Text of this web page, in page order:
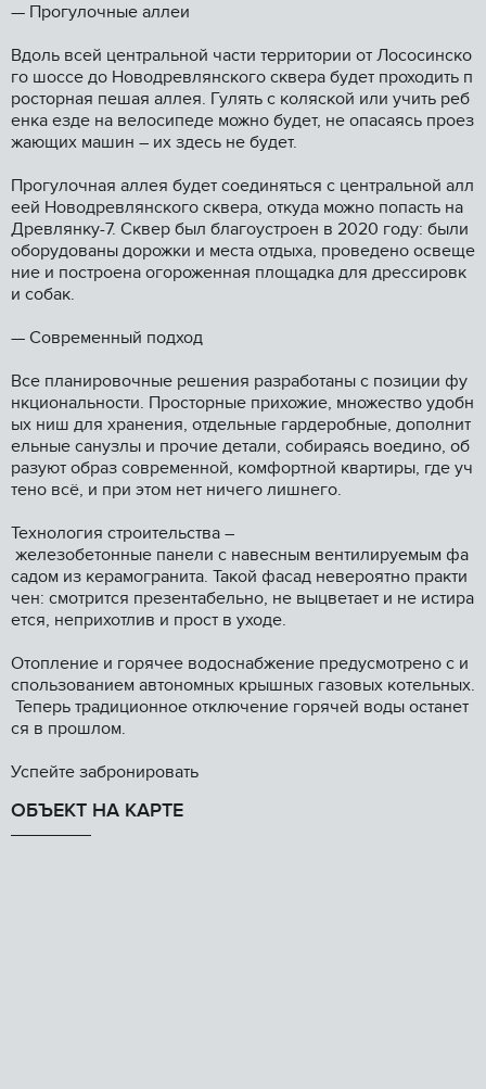
— Прогулочные аллеи
Вдоль всей центральной части территории от Лососинско
го шоссе до Новодревлянского сквера будет проходить п
росторная пешая аллея. Гулять с коляской или учить реб
енка езде на велосипеде можно будет, не опасаясь проез
жающих машин – их здесь не будет.
Прогулочная аллея будет соединяться с центральной алл
еей Новодревлянского сквера, откуда можно попасть на
Древлянку-7. Сквер был благоустроен в 2020 году: были
оборудованы дорожки и места отдыха, проведено освеще
ние и построена огороженная площадка для дрессировк
и собак.
— Современный подход
Все планировочные решения разработаны с позиции фу
нкциональности. Просторные прихожие, множество удобн
ых ниш для хранения, отдельные гардеробные, дополнит
ельные санузлы и прочие детали, собираясь воедино, об
разуют образ современной, комфортной квартиры, где уч
тено всё, и при этом нет ничего лишнего.
Технология строительства –
железобетонные панели с навесным вентилируемым фа
садом из керамогранита. Такой фасад невероятно практи
чен: смотрится презентабельно, не выцветает и не истира
ется, неприхотлив и прост в уходе.
Отопление и горячее водоснабжение предусмотрено с и
спользованием автономных крышных газовых котельных.
Теперь традиционное отключение горячей воды останет
ся в прошлом.
Успейте забронировать
ОБЪЕКТ НА КАРТЕ